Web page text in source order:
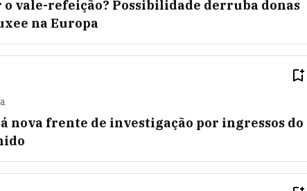
vale-refeição? Possibilidade derruba donas
na Europa
nova frente de investigação por ingressos do